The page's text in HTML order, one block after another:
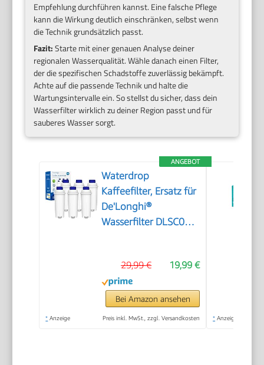
Empfehlung durchführen kannst. Eine falsche Pflege
kann die Wirkung deutlich einschränken, selbst wenn
die Technik grundsätzlich passt.
Fazit:Starte mit einer genauen Analyse deiner
regionalen Wasserqualität. Wähle danach einen Filter,
der die spezifischen Schadstoffe zuverlässig bekämpft.
Achte auf die passende Technik und halte die
Wartungsintervalle ein. So stellst du sicher, dass dein
Wasserfilter wirklich zu deiner Region passt und für
sauberes Wasser sorgt.
ANGEBOT
Waterdrop
Kaffeefilter, Ersatz für
De'Longhi®
Wasserfilter DLSC002,
19,99 €
29,99 €
Bei Amazon ansehen
* Anzeige Preis inkl. MwSt., zzgl. Versandkosten * Anzeige